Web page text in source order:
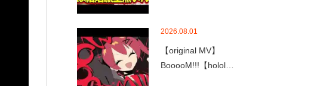
2026.08.01
【original MV】
BooooM!!!【holol…